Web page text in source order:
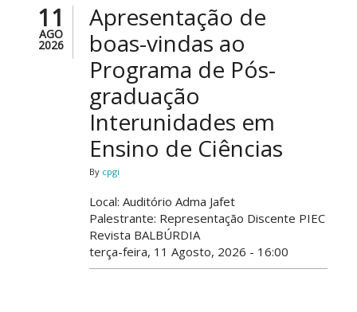
11
AGO
2026
Apresentação de
boas-vindas ao
Programa de Pós-
graduação
Interunidades em
Ensino de Ciências
By cpgi
Local: Auditório Adma Jafet
Palestrante: Representação Discente PIEC
Revista BALBÚRDIA
terça-feira, 11 Agosto, 2026 - 16:00